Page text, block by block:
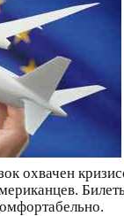
охвачен